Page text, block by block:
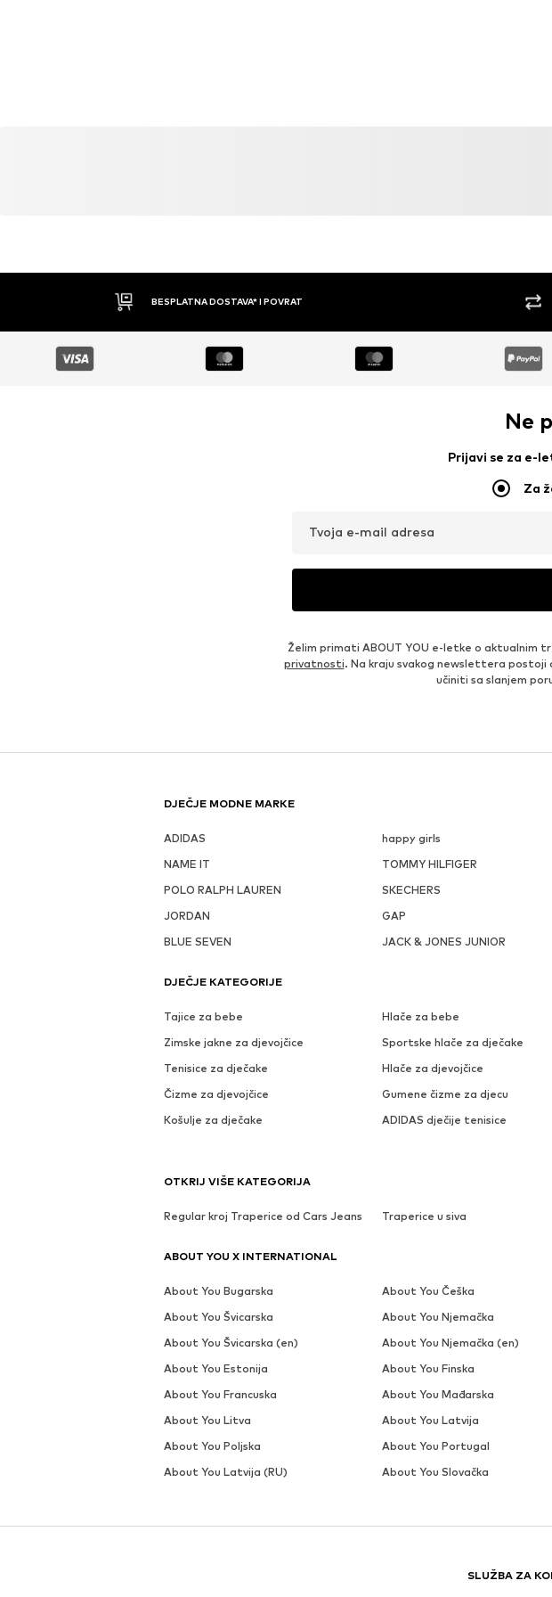
BESPLATNA DOSTAVA* I POVRAT
Ne
Prijavi se za e-
Za
Tvoja e-mail adresa
Želim primati ABOUT YOU e-letke o aktualnim
privatnosti. Na kraju svakog newslettera
učiniti sa slanjem
DJEČJE MODNE MARKE
ADIDAS happy girls
NAME IT
TOMMY HILFIGER
POLO RALPH LAUREN
SKECHERS
JORDAN
GAP
BLUE SEVEN
JACK & JONES JUNIOR
DJEČJE KATEGORIJE
Tajice za bebe Hlače za bebe
Zimske jakne za djevojčice
Sportske hlače za dječake
Tenisice za dječake
Hlače za djevojčice
Čizme za djevojčice
Gumene čizme za djecu
Košulje za dječake
ADIDAS dječije tenisice
SLUŽBA ZA
OTKRIJ VIŠE KATEGORIJA
Regular kroj Traperice od Cars Jeans Traperice u siva
ABOUT YOU X INTERNATIONAL
About You Bugarska About You Češka
About You Švicarska
About You Njemačka
About You Švicarska (en)
About You Njemačka (en)
About You Estonija
About You Finska
About You Francuska
About You Mađarska
About You Litva
About You Latvija
About You Poljska
About You Portugal
About You Latvija (RU)
About You Slovačka